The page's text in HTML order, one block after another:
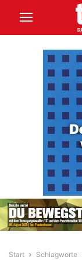
Start Schlagworte